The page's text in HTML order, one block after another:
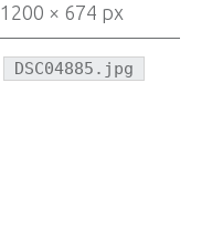
1200 × 674 px
DSC04885.jpg